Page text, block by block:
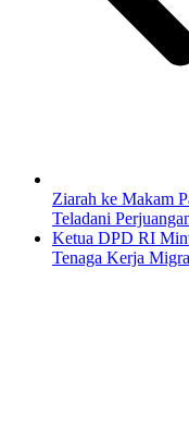
Ziarah ke Makam
Teladani
Ketua DPD RI
Tenaga Kerja